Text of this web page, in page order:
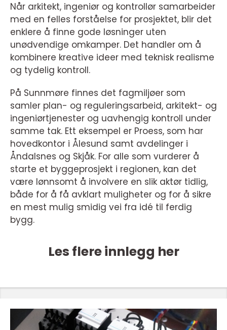
Når arkitekt, ingeniør og kontrollør samarbeider
med en felles forståelse for prosjektet, blir det
enklere å finne gode løsninger uten
unødvendige omkamper. Det handler om å
kombinere kreative ideer med teknisk realisme
og tydelig kontroll.
På Sunnmøre finnes det fagmiljøer som
samler plan- og reguleringsarbeid, arkitekt- og
ingeniørtjenester og uavhengig kontroll under
samme tak. Ett eksempel er Proess, som har
hovedkontor i Ålesund samt avdelinger i
Åndalsnes og Skjåk. For alle som vurderer å
starte et byggeprosjekt i regionen, kan det
være lønnsomt å involvere en slik aktør tidlig,
både for å få avklart muligheter og for å sikre
en mest mulig smidig vei fra idé til ferdig
bygg.
Les flere innlegg her